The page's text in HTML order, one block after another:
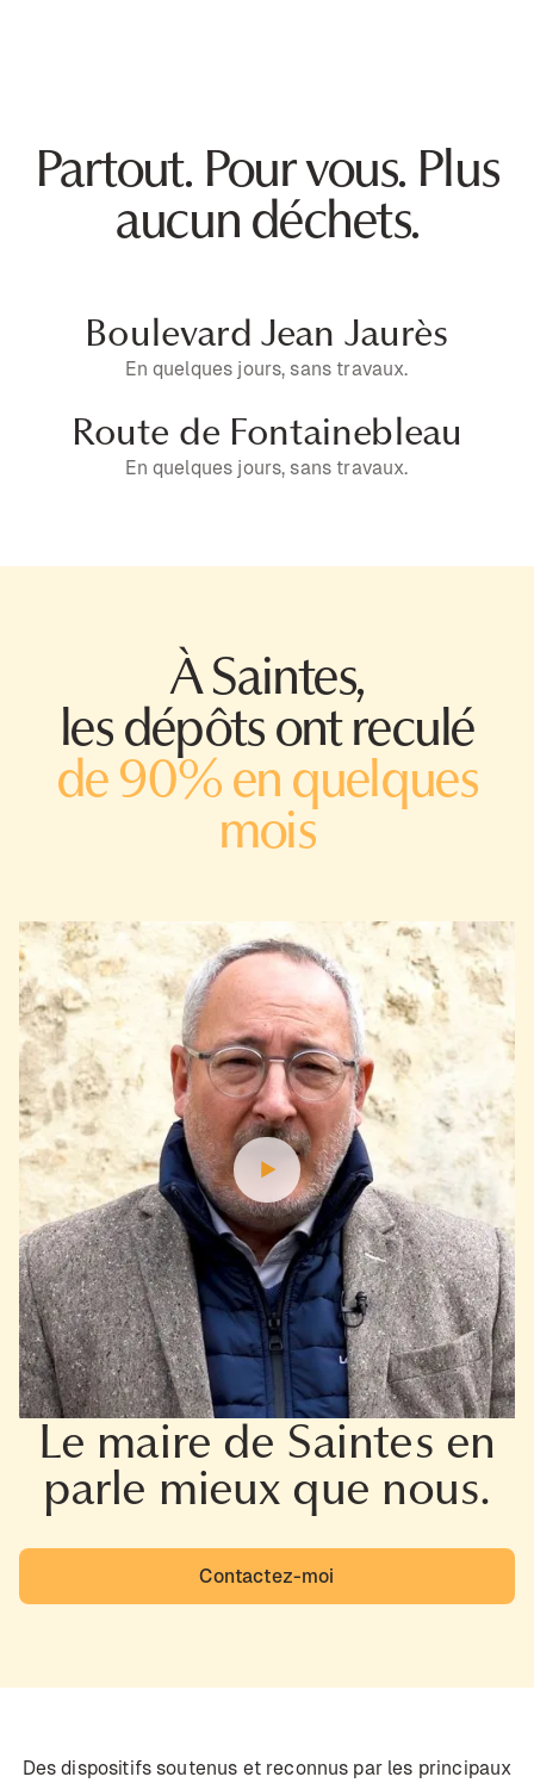
Partout. Pour vous. Plus
aucun déchets.
Boulevard Jean Jaurès
En quelques jours, sans travaux.
Route de Fontainebleau
En quelques jours, sans travaux.
À Saintes,
les dépôts ont reculé
de 90% en quelques
mois
Le maire de Saintes en
parle mieux que nous.
Contactez-moi
Des dispositifs soutenus et reconnus par les principaux